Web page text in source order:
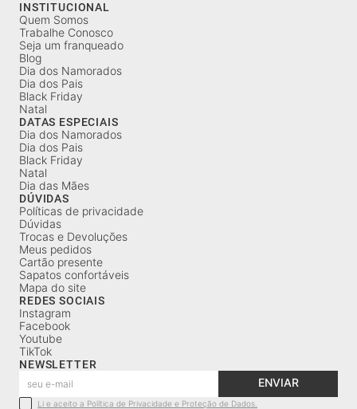
INSTITUCIONAL
Quem Somos
Trabalhe Conosco
Seja um franqueado
Blog
Dia dos Namorados
Dia dos Pais
Black Friday
Natal
DATAS ESPECIAIS
Dia dos Namorados
Dia dos Pais
Black Friday
Natal
Dia das Mães
DÚVIDAS
Políticas de privacidade
Dúvidas
Trocas e Devoluções
Meus pedidos
Cartão presente
Sapatos confortáveis
Mapa do site
REDES SOCIAIS
Instagram
Facebook
Youtube
TikTok
NEWSLETTER
ENVIAR
Li e aceito a Política de Privacidade e Proteção de Dados.